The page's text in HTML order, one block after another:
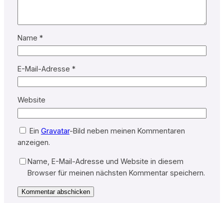
Name *
E-Mail-Adresse *
Website
Ein Gravatar-Bild neben meinen Kommentaren
anzeigen.
Name, E-Mail-Adresse und Website in diesem
Browser für meinen nächsten Kommentar speichern.